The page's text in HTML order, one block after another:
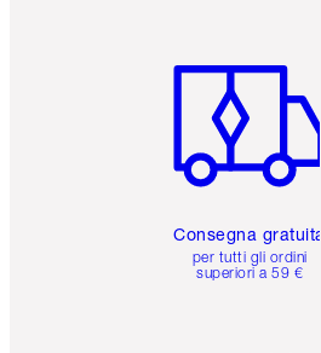
Consegna gratuita
per tutti gli ordini
superiori a 59 €